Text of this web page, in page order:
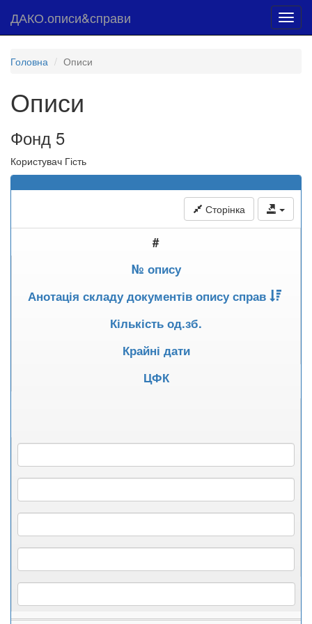
ДАКО.описи&справи
Головна Описи
Описи
Фонд 5
Користувач Гість
Сторінка
#
№ опису
Анотація складу документів опису справ
Кількість од.зб.
Крайні дати
ЦФК